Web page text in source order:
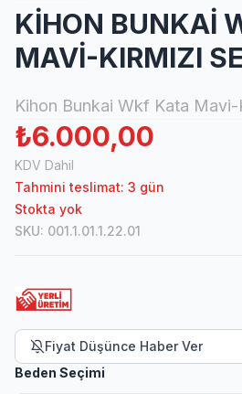
KİHON BUNKAİ
MAVİ-KIRMIZI
Kihon Bunkai Wkf Kata Mavi-
₺6.000,00
KDV Dahil
Tahmini teslimat: 3 gün
Stokta yok
SKU: 001.1.01.1.22.01
Fiyat Düşünce Haber Ver
Beden Seçimi